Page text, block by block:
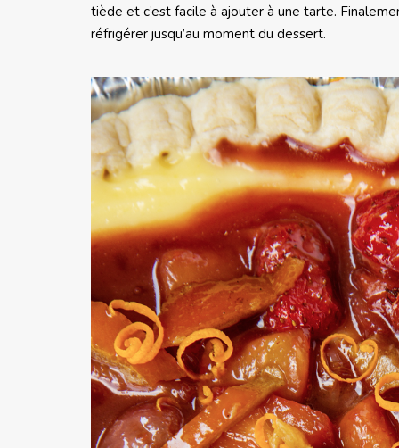
tiède et c’est facile à ajouter à une tarte.
réfrigérer jusqu’au moment du dessert.